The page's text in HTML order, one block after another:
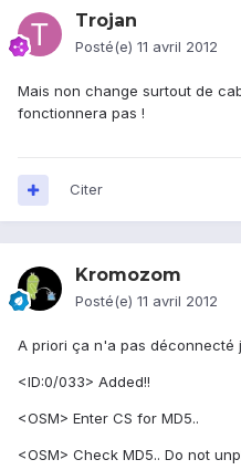
Trojan
Posté(e) 11 avril 2012
Mais non change surtout de
fonctionnera pas !
Citer
Kromozom
Posté(e) 11 avril 2012
A priori ça n'a pas déconnecté
<ID:0/033> Added!!
<OSM> Enter CS for MD5..
<OSM> Check MD5.. Do not